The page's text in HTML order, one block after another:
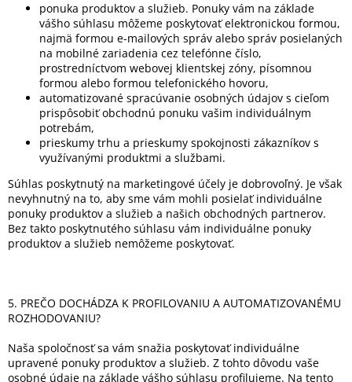
ponuka produktov a služieb. Ponuky vám na základe
vášho súhlasu môžeme poskytovať elektronickou formou,
najmä formou e-mailových správ alebo správ posielaných
na mobilné zariadenia cez telefónne číslo,
prostredníctvom webovej klientskej zóny, písomnou
formou alebo formou telefonického hovoru,
automatizované spracúvanie osobných údajov s cieľom
prispôsobiť obchodnú ponuku vašim individuálnym
potrebám,
prieskumy trhu a prieskumy spokojnosti zákazníkov s
využívanými produktmi a službami.
Súhlas poskytnutý na marketingové účely je dobrovoľný. Je však
nevyhnutný na to, aby sme vám mohli posielať individuálne
ponuky produktov a služieb a našich obchodných partnerov.
Bez takto poskytnutého súhlasu vám individuálne ponuky
produktov a služieb nemôžeme poskytovať.
5. PREČO DOCHÁDZA K PROFILOVANIU A AUTOMATIZOVANÉMU
ROZHODOVANIU?
Naša spoločnosť sa vám snažia poskytovať individuálne
upravené ponuky produktov a služieb. Z tohto dôvodu vaše
osobné údaje na základe vášho súhlasu profilujeme. Na tento